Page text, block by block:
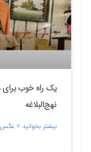
یک راه خوب برای
نهج‌البلاغه
بیشتر بخوانید + عکس